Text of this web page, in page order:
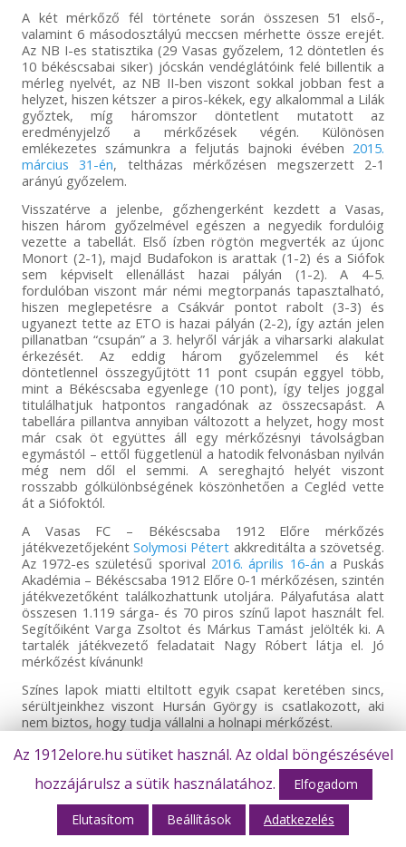
A két mérkőző fél története során összesen 51 első-,
valamint 6 másodosztályú meccsen mérhette össze erejét.
Az NB I-es statisztika (29 Vasas győzelem, 12 döntetlen és
10 békéscsabai siker) jócskán vendéglátóink felé billentik a
mérleg nyelvét, az NB II-ben viszont sokkal jobban fest a
helyzet, hiszen kétszer a piros-kékek, egy alkalommal a Lilák
győztek, míg háromszor döntetlent mutatott az
eredményjelző a mérkőzések végén. Különösen
emlékezetes számunkra a feljutás bajnoki évében 2015.
március 31-én, teltházas mérkőzésen megszerzett 2-1
arányú győzelem.
Visszatérve a jelenbe, gőzhengerként kezdett a Vasas,
hiszen három győzelmével egészen a negyedik fordulóig
vezette a tabellát. Első ízben rögtön megverték az újonc
Monort (2-1), majd Budafokon is arattak (1-2) és a Siófok
sem képviselt ellenállást hazai pályán (1-2). A 4-5.
fordulóban viszont már némi megtorpanás tapasztalható,
hiszen meglepetésre a Csákvár pontot rabolt (3-3) és
ugyanezt tette az ETO is hazai pályán (2-2), így aztán jelen
pillanatban “csupán” a 3. helyről várják a viharsarki alakulat
érkezését. Az eddig három győzelemmel és két
döntetlennel összegyűjtött 11 pont csupán eggyel több,
mint a Békéscsaba egyenlege (10 pont), így teljes joggal
titulálhatjuk hatpontos rangadónak az összecsapást. A
tabellára pillantva annyiban változott a helyzet, hogy most
már csak öt együttes áll egy mérkőzésnyi távolságban
egymástól – ettől függetlenül a hatodik felvonásban nyilván
még nem dől el semmi. A sereghajtó helyét viszont
rosszabb gólkülönbségének köszönhetően a Cegléd vette
át a Siófoktól.
A Vasas FC – Békéscsaba 1912 Előre mérkőzés
játékvezetőjekéntSolymosi Pétert akkreditálta a szövetség.
Az 1972-es születésű sporival 2016. április 16-án a Puskás
Akadémia – Békéscsaba 1912 Előre 0-1 mérkőzésen, szintén
játékvezetőként találkozhattunk utoljára. Pályafutása alatt
összesen 1.119 sárga- és 70 piros színű lapot használt fel.
Segítőiként Varga Zsoltot és Márkus Tamást jelölték ki. A
tartalék játékvezető feladatait Nagy Róbert látja el. Jó
mérkőzést kívánunk!
Színes lapok miatti eltiltott egyik csapat keretében sincs,
sérültjeinkhez viszont Hursán György is csatlakozott, aki
nem biztos, hogy tudja vállalni a holnapi mérkőzést.
[ae-fb-embed
url=’https://www.facebook.com/1912elore/videos/
width=’680′]
Az 1912elore.hu sütiket használ. Az oldal böngészésével
hozzájárulsz a sütik használatához.
Elfogadom
Elutasítom Beállítások Adatkezelés